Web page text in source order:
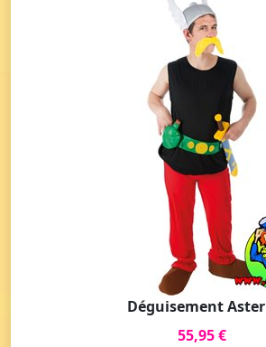
Déguisement
55,95 €